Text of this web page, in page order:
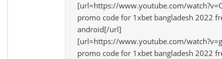
[url=https://www.youtube.com/
promo code for 1xbet bangladesh 2022
android[/url]
[url=https://www.youtube.com/
promo code for 1xbet bangladesh 2022